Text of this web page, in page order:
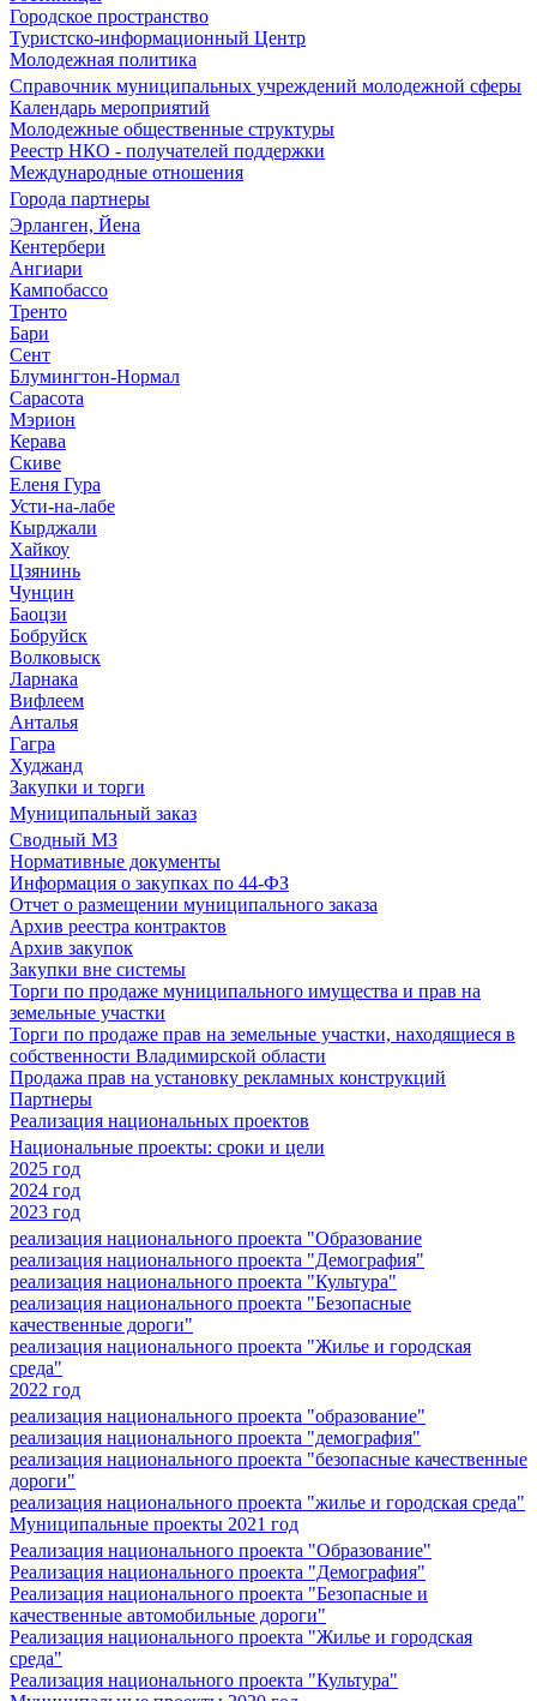
Городское пространство
Туристско-информационный Центр
Молодежная политика
Справочник муниципальных учреждений молодежной сферы
Календарь мероприятий
Молодежные общественные структуры
Реестр НКО - получателей поддержки
Международные отношения
Города партнеры
Эрланген, Йена
Кентербери
Ангиари
Кампобассо
Тренто
Бари
Сент
Блумингтон-Нормал
Сарасота
Мэрион
Керава
Скиве
Еленя Гура
Усти-на-лабе
Кырджали
Хайкоу
Цзянинь
Чунцин
Баоцзи
Бобруйск
Волковыск
Ларнака
Вифлеем
Анталья
Гагра
Худжанд
Закупки и торги
Муниципальный заказ
Сводный МЗ
Нормативные документы
Информация о закупках по 44-ФЗ
Отчет о размещении муниципального заказа
Архив реестра контрактов
Архив закупок
Закупки вне системы
Торги по продаже муниципального имущества и прав на
земельные участки
Торги по продаже прав на земельные участки, находящиеся в
собственности Владимирской области
Продажа прав на установку рекламных конструкций
Партнеры
Реализация национальных проектов
Национальные проекты: сроки и цели
2025 год
2024 год
2023 год
реализация национального проекта "Образование
реализация национального проекта "Демография"
реализация национального проекта "Культура"
реализация национального проекта "Безопасные
качественные дороги"
реализация национального проекта "Жилье и городская
среда"
2022 год
реализация национального проекта "образование"
реализация национального проекта "демография"
реализация национального проекта "безопасные качественные
дороги"
реализация национального проекта "жилье и городская среда"
Муниципальные проекты 2021 год
Реализация национального проекта "Образование"
Реализация национального проекта "Демография"
Реализация национального проекта "Безопасные и
качественные автомобильные дороги"
Реализация национального проекта "Жилье и городская
среда"
Реализация национального проекта "Культура"